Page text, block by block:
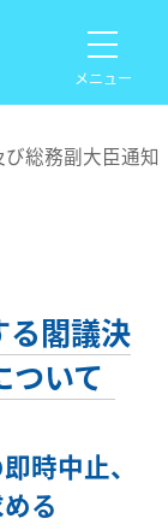
メニュー
総務副大臣通知
る閣議決
ついて
時中止、
る